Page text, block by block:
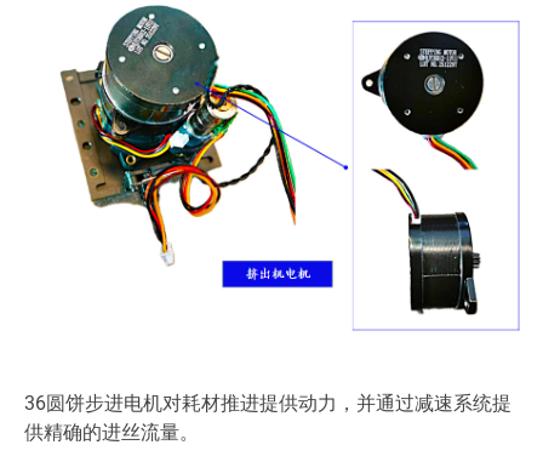
36圆饼步进电机对耗材推进提供动力，并通过减速系统提
供精确的进丝流量。